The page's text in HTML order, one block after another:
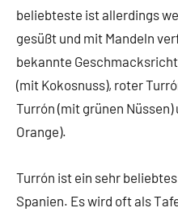
beliebteste ist allerdings
gesüßt und mit Mandeln
bekannte
(mit Kokosnuss), roter
Turrón (mit grünen
Orange).
Turrón ist ein sehr
Spanien. Es wird oft als